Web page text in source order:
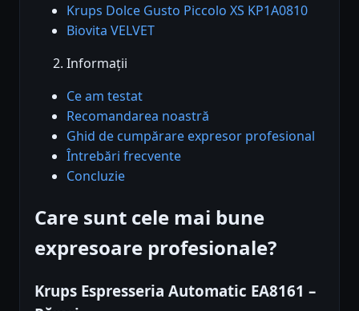
Krups Dolce Gusto Piccolo XS KP1A0810
Biovita VELVET
Informații
Ce am testat
Recomandarea noastră
Ghid de cumpărare expresor profesional
Întrebări frecvente
Concluzie
Care sunt cele mai bune
expresoare profesionale?
Krups Espresseria Automatic EA8161 –